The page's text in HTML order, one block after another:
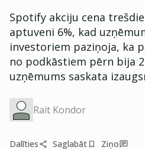
Spotify akciju cena
aptuveni 6%, kad
investoriem paziņoja, ka
no podkāstiem pērn bija
uzņēmums saskata
Rait Kondor
Dalīties Saglabāt Ziņo